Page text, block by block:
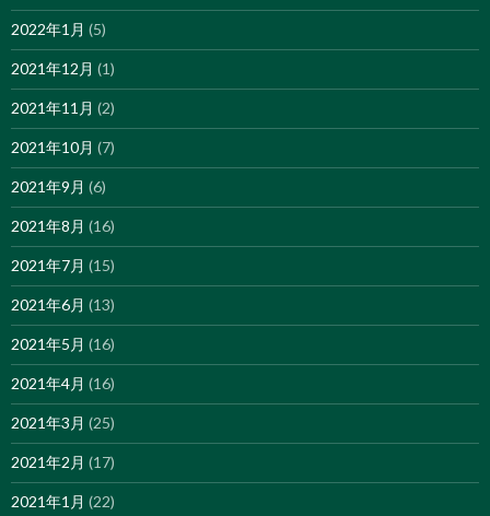
2022年1月 (5)
2021年12月 (1)
2021年11月 (2)
2021年10月 (7)
2021年9月 (6)
2021年8月 (16)
2021年7月 (15)
2021年6月 (13)
2021年5月 (16)
2021年4月 (16)
2021年3月 (25)
2021年2月 (17)
2021年1月 (22)